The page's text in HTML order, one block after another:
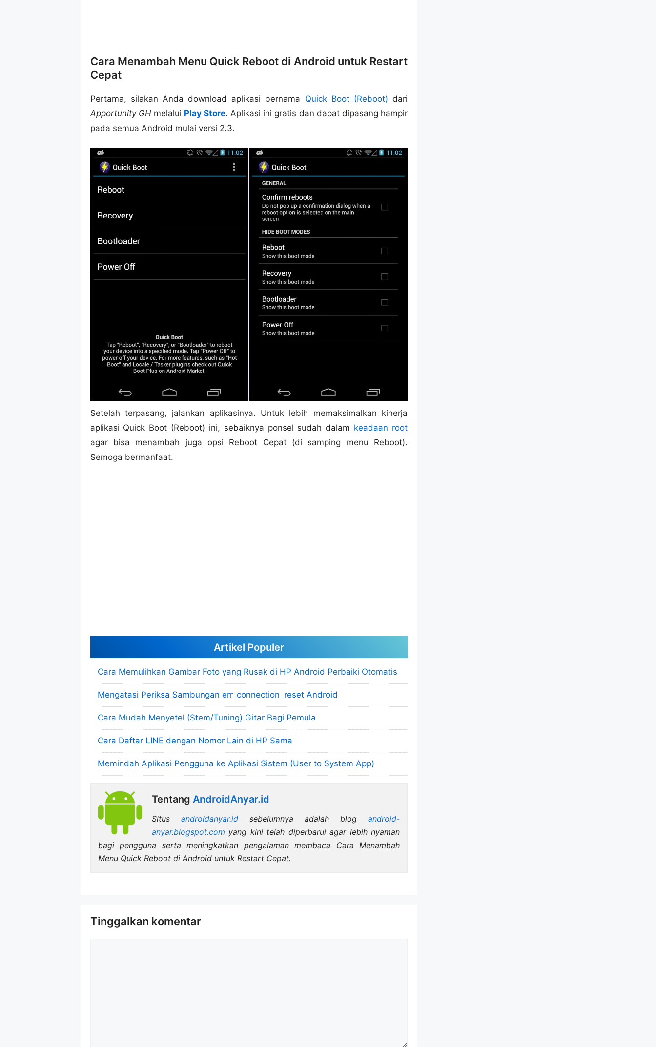
Cara Menambah Menu Quick Reboot di Android untuk Restart
Cepat
Pertama, silakan Anda download aplikasi bernama Quick Boot (Reboot) dari
Apportunity GHmelalui Play Store. Aplikasi ini gratis dan dapat dipasang hampir
pada semua Android mulai versi 2.3.
Setelah terpasang, jalankan aplikasinya. Untuk lebih memaksimalkan kinerja
aplikasi Quick Boot (Reboot) ini, sebaiknya ponsel sudah dalam keadaan root
agar bisa menambah juga opsi Reboot Cepat (di samping menu Reboot).
Semoga bermanfaat.
Artikel Populer
Cara Memulihkan Gambar Foto yang Rusak di HP Android Perbaiki Otomatis
Mengatasi Periksa Sambungan err_connection_reset Android
Cara Mudah Menyetel (Stem/Tuning) Gitar Bagi Pemula
Cara Daftar LINE dengan Nomor Lain di HP Sama
Memindah Aplikasi Pengguna ke Aplikasi Sistem (User to System App)
Tentang AndroidAnyar.id
Situs androidanyar.idsebelumnya adalah blogandroid-
anyar.blogspot.com yang kini telah diperbarui agar lebih nyaman
bagi pengguna serta meningkatkan pengalaman membaca Cara Menambah
Menu Quick Reboot di Android untuk Restart Cepat.
Tinggalkan komentar